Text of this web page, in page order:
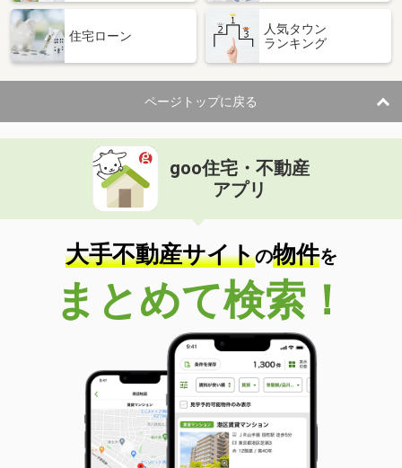
住宅ローン
人気タウン
ランキング
ページトップに戻る
goo住宅・不動産
アプリ
大手不動産サイトの物件を
まとめて検索！